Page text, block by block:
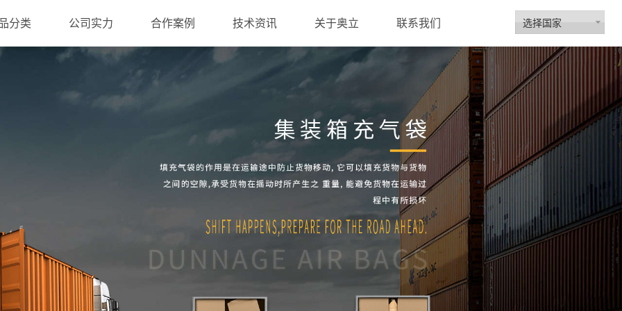
选择国家
分类 公司实力 合作案例 技术资讯 关于奥立 联系我们